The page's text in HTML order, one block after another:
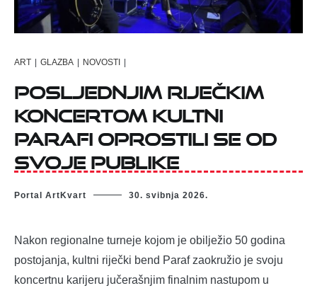
ART | GLAZBA | NOVOSTI |
Posljednjim riječkim
koncertom kultni
Parafi oprostili se od
svoje publike
Portal ArtKvart 30. svibnja 2026.
Nakon regionalne turneje kojom je obilježio 50 godina
postojanja, kultni riječki bend Paraf zaokružio je svoju
koncertnu karijeru jučerašnjim finalnim nastupom u